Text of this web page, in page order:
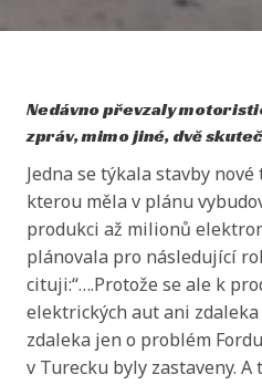
Nedávno převzaly
zpráv, mimo jiné, dvě
Jedna se týkala stavby
kterou měla v plánu
produkci až milionů
plánovala pro následující
cituji:“….Protože se ale k
elektrických aut ani
zdaleka jen o problém
v Turecku byly zastaveny.